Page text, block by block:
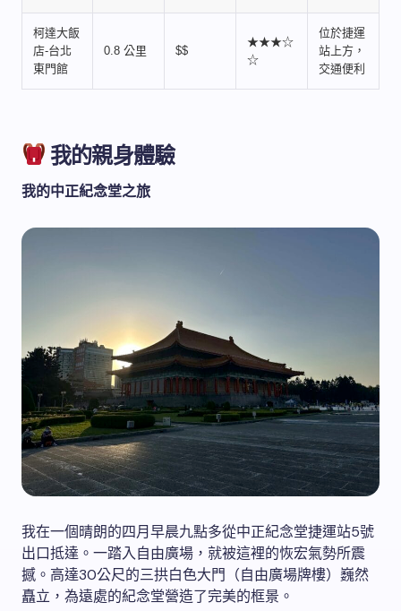
柯達大飯
店-台北
東門館
0.8 公里 $$
★★★☆
☆
位於捷運
站上方，
交通便利
我的親身體驗
我的中正紀念堂之旅
我在一個晴朗的四月早晨九點多從中正紀念堂捷運站5號
出口抵達。一踏入自由廣場，就被這裡的恢宏氣勢所震
撼。高達30公尺的三拱白色大門（自由廣場牌樓）巍然
矗立，為遠處的紀念堂營造了完美的框景。